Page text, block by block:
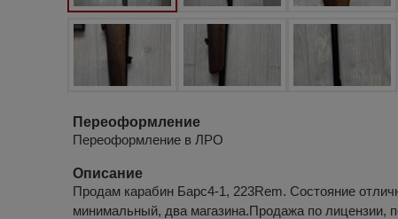
Переоформление
Переоформление в ЛРО
Описание
Продам карабин Барс4-1, 223Rem. Состояние
минимальный, два магазина.Продажа по лицензии,